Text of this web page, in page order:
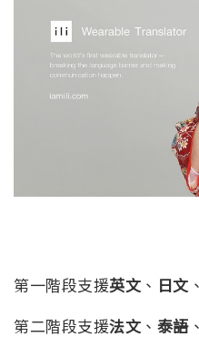
第一階段支援英文、 日文、
第二階段支援法文、 泰語、